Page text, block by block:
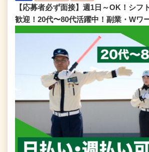
【応募者必ず面接】週1日～OK！シフ
歓迎！20代〜80代活躍中！副業・Wワ